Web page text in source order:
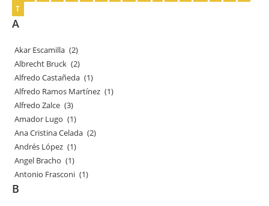
T
A
Akar Escamilla (2)
Albrecht Bruck (2)
Alfredo Castañeda (1)
Alfredo Ramos Martínez (1)
Alfredo Zalce (3)
Amador Lugo (1)
Ana Cristina Celada (2)
Andrés López (1)
Angel Bracho (1)
Antonio Frasconi (1)
B